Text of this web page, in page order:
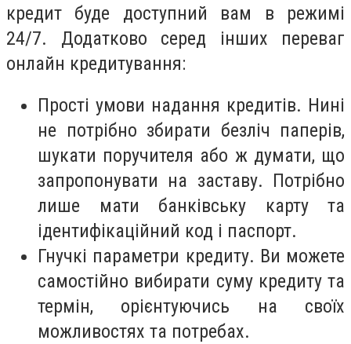
кредит буде доступний вам в режимі
24/7. Додатково серед інших переваг
онлайн кредитування:
Прості умови надання кредитів. Нині
не потрібно збирати безліч паперів,
шукати поручителя або ж думати, що
запропонувати на заставу. Потрібно
лише мати банківську карту та
ідентифікаційний код і паспорт.
Гнучкі параметри кредиту. Ви можете
самостійно вибирати суму кредиту та
термін, орієнтуючись на своїх
можливостях та потребах.